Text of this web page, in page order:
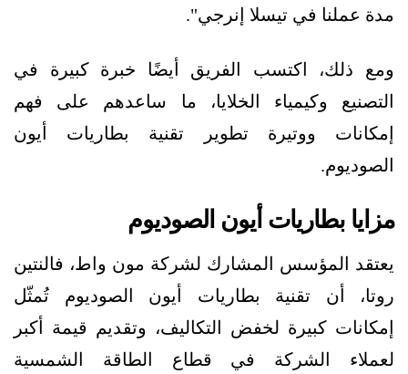
مدة عملنا في تيسلا إنرجي".
ومع ذلك، اكتسب الفريق أيضًا خبرة كبيرة في
التصنيع وكيمياء الخلايا، ما ساعدهم على فهم
إمكانات ووتيرة تطوير تقنية بطاريات أيون
الصوديوم.
مزايا بطاريات أيون الصوديوم
يعتقد المؤسس المشارك لشركة مون واط، فالنتين
روتا، أن تقنية بطاريات أيون الصوديوم تُمثّل
إمكانات كبيرة لخفض التكاليف، وتقديم قيمة أكبر
لعملاء الشركة في قطاع الطاقة الشمسية